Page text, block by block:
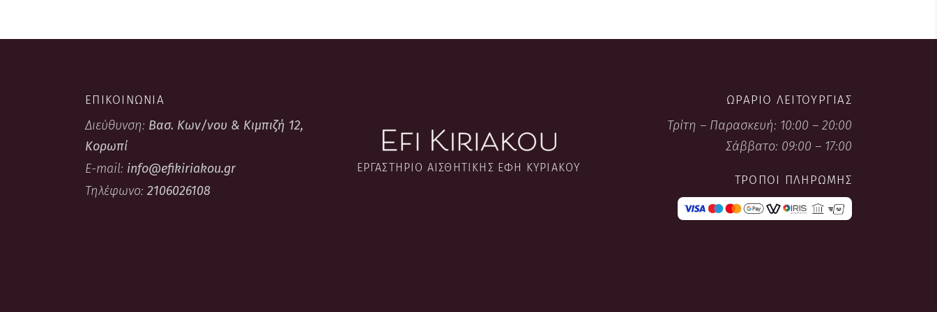
ΕΠΙΚΟΙΝΩΝΙΑ
Διεύθυνση: Βασ. Κων/νου & Κιμπιζή 12,
Κορωπί
E-mail: info@efikiriakou.gr
Τηλέφωνο: 2106026108
ΕΡΓΑΣΤΉΡΙΟ ΑΙΣΘΗΤΙΚΉΣ ΈΦΗ ΚΥΡΙΑΚΟΎ
ΩΡΆΡΙΟ ΛΕΙΤΟΥΡΓΊΑΣ
Τρίτη – Παρασκευή: 10:00 – 20:00
Σάββατο: 09:00 – 17:00
ΤΡΌΠΟΙ ΠΛΗΡΩΜΉΣ